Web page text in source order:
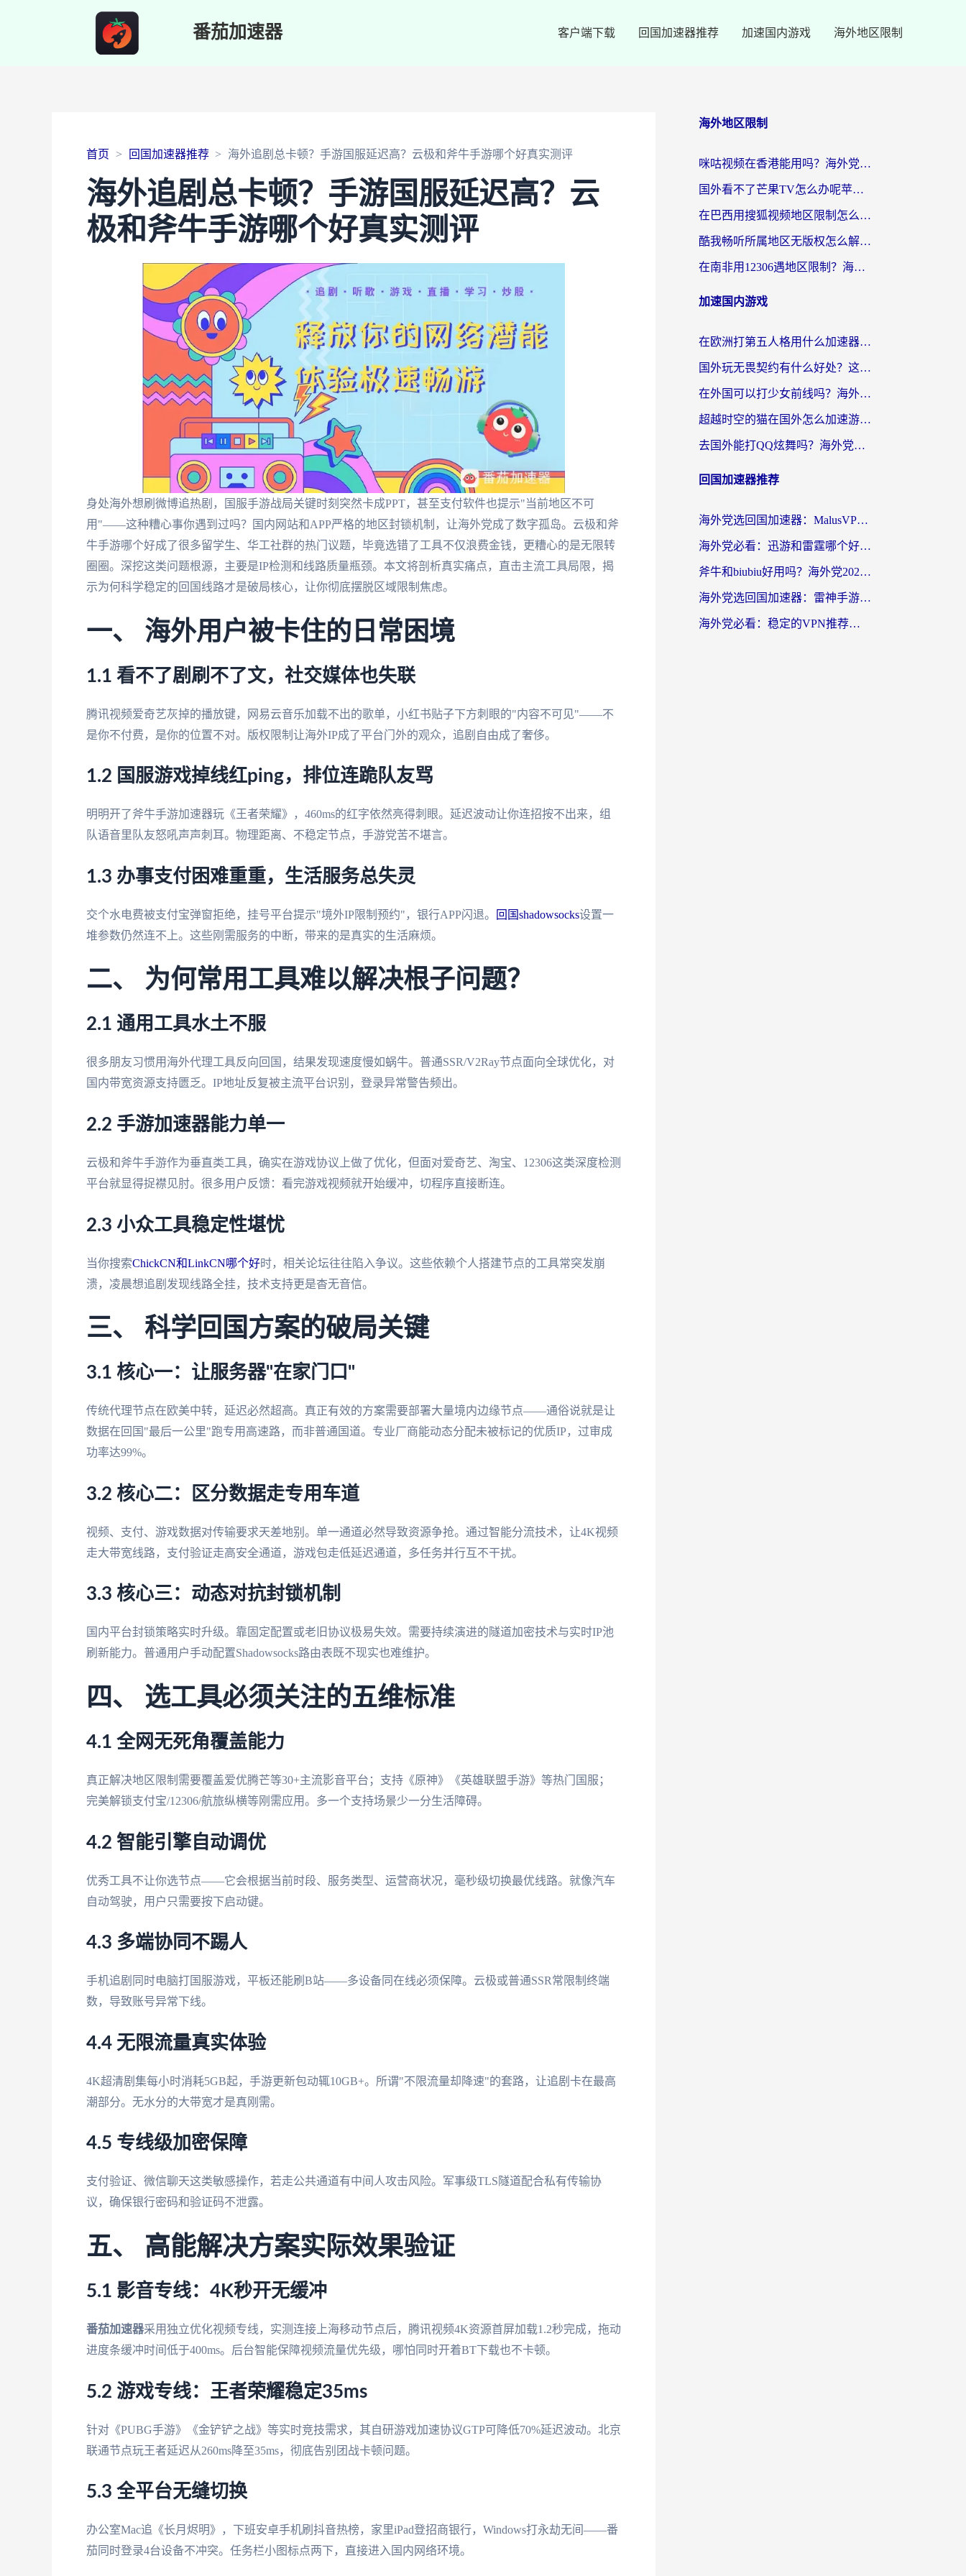
番茄加速器 客户端下载 回国加速器推荐 加速国内游戏 海外地区限制
首页 回国加速器推荐 海外追剧总卡顿？手游国服延迟高？云极和斧牛手游哪个好真实测评
海外追剧总卡顿？手游国服延迟高？云
极和斧牛手游哪个好真实测评
身处海外想刷微博追热剧，国服手游战局关键时刻突然卡成PPT，甚至支付软件也提示"当前地区不可
用"——这种糟心事你遇到过吗？国内网站和APP严格的地区封锁机制，让海外党成了数字孤岛。云极和斧
牛手游哪个好成了很多留学生、华工社群的热门议题，毕竟选错了工具不仅浪费金钱，更糟心的是无限转
圈圈。深挖这类问题根源，主要是IP检测和线路质量瓶颈。本文将剖析真实痛点，直击主流工具局限，揭
示为何科学稳定的回国线路才是破局核心，让你彻底摆脱区域限制焦虑。
一、 海外用户被卡住的日常困境
1.1 看不了剧刷不了文，社交媒体也失联
腾讯视频爱奇艺灰掉的播放键，网易云音乐加载不出的歌单，小红书贴子下方刺眼的"内容不可见"——不
是你不付费，是你的位置不对。版权限制让海外IP成了平台门外的观众，追剧自由成了奢侈。
1.2 国服游戏掉线红ping，排位连跪队友骂
明明开了斧牛手游加速器玩《王者荣耀》，460ms的红字依然亮得刺眼。延迟波动让你连招按不出来，组
队语音里队友怒吼声声刺耳。物理距离、不稳定节点，手游党苦不堪言。
1.3 办事支付困难重重，生活服务总失灵
交个水电费被支付宝弹窗拒绝，挂号平台提示"境外IP限制预约"，银行APP闪退。 回国shadowsocks设置一
堆参数仍然连不上。这些刚需服务的中断，带来的是真实的生活麻烦。
二、 为何常用工具难以解决根子问题？
2.1 通用工具水土不服
很多朋友习惯用海外代理工具反向回国，结果发现速度慢如蜗牛。普通SSR/V2Ray节点面向全球优化，对
国内带宽资源支持匮乏。IP地址反复被主流平台识别，登录异常警告频出。
2.2 手游加速器能力单一
云极和斧牛手游作为垂直类工具，确实在游戏协议上做了优化，但面对爱奇艺、淘宝、12306这类深度检测
平台就显得捉襟见肘。很多用户反馈：看完游戏视频就开始缓冲，切程序直接断连。
2.3 小众工具稳定性堪忧
当你搜索ChickCN和LinkCN哪个好时，相关论坛往往陷入争议。这些依赖个人搭建节点的工具常突发崩
溃，凌晨想追剧发现线路全挂，技术支持更是杳无音信。
三、 科学回国方案的破局关键
3.1 核心一：让服务器"在家门口"
传统代理节点在欧美中转，延迟必然超高。真正有效的方案需要部署大量境内边缘节点——通俗说就是让
数据在回国"最后一公里"跑专用高速路，而非普通国道。专业厂商能动态分配未被标记的优质IP，过审成
功率达99%。
3.2 核心二：区分数据走专用车道
视频、支付、游戏数据对传输要求天差地别。单一通道必然导致资源争抢。通过智能分流技术，让4K视频
走大带宽线路，支付验证走高安全通道，游戏包走低延迟通道，多任务并行互不干扰。
3.3 核心三：动态对抗封锁机制
国内平台封锁策略实时升级。靠固定配置或老旧协议极易失效。需要持续演进的隧道加密技术与实时IP池
刷新能力。普通用户手动配置Shadowsocks路由表既不现实也难维护。
四、 选工具必须关注的五维标准
4.1 全网无死角覆盖能力
真正解决地区限制需要覆盖爱优腾芒等30+主流影音平台；支持《原神》《英雄联盟手游》等热门国服；
完美解锁支付宝/12306/航旅纵横等刚需应用。多一个支持场景少一分生活障碍。
4.2 智能引擎自动调优
优秀工具不让你选节点——它会根据当前时段、服务类型、运营商状况，毫秒级切换最优线路。就像汽车
自动驾驶，用户只需要按下启动键。
4.3 多端协同不踢人
手机追剧同时电脑打国服游戏，平板还能刷B站——多设备同在线必须保障。云极或普通SSR常限制终端
数，导致账号异常下线。
4.4 无限流量真实体验
4K超清剧集每小时消耗5GB起，手游更新包动辄10GB+。所谓"不限流量却降速"的套路，让追剧卡在最高
潮部分。无水分的大带宽才是真刚需。
4.5 专线级加密保障
支付验证、微信聊天这类敏感操作，若走公共通道有中间人攻击风险。军事级TLS隧道配合私有传输协
议，确保银行密码和验证码不泄露。
五、 高能解决方案实际效果验证
5.1 影音专线：4K秒开无缓冲
番茄加速器采用独立优化视频专线，实测连接上海移动节点后，腾讯视频4K资源首屏加载1.2秒完成，拖动
进度条缓冲时间低于400ms。后台智能保障视频流量优先级，哪怕同时开着BT下载也不卡顿。
5.2 游戏专线：王者荣耀稳定35ms
针对《PUBG手游》《金铲铲之战》等实时竞技需求，其自研游戏加速协议GTP可降低70%延迟波动。北京
联通节点玩王者延迟从260ms降至35ms，彻底告别团战卡顿问题。
5.3 全平台无缝切换
办公室Mac追《长月烬明》，下班安卓手机刷抖音热榜，家里iPad登招商银行，Windows打永劫无间——番
茄同时登录4台设备不冲突。任务栏小图标点两下，直接进入国内网络环境。
海外地区限制
咪咕视频在香港能用吗？海外党亲测有效的回国加速方案来了
国外看不了芒果TV怎么办呢苹果手机？海外党追剧游戏的全能解决方案
在巴西用搜狐视频地区限制怎么办？3步解决海外看国内剧的烦恼
酷我畅听所属地区无版权怎么解决？海外党必看的回国加速全攻略
在南非用12306遇地区限制？海外华人必看的回国加速全攻略（附B站芒果TV解锁技巧）
加速国内游戏
在欧洲打第五人格用什么加速器好？海外党亲测有效的国服游戏加速方案
国外玩无畏契约有什么好处？这份海外国服游戏加速指南帮你解决90%的卡顿问题
在外国可以打少女前线吗？海外党国服游戏畅玩终极指南（附避坑技巧）
超越时空的猫在国外怎么加速游戏？海外玩家国服畅玩终极指南
去国外能打QQ炫舞吗？海外党国服游戏不卡顿的终极指南
回国加速器推荐
海外党选回国加速器：MalusVPN好用吗？和快帆VPN哪个好？附真实对比与避坑指南
海外党必看：迅游和雷霆哪个好？3分钟教你选对回国加速器，无缝刷国内剧玩手游
斧牛和biubiu好用吗？海外党2026亲测回国加速器指南，附番茄加速器深度体验
海外党选回国加速器：雷神手游和洞见哪个好？附iPhone免费VPN推荐及ChickCNUfunR实测
海外党必看：稳定的VPN推荐及回国加速器选择全攻略——告别地域限制，轻松刷国内资源